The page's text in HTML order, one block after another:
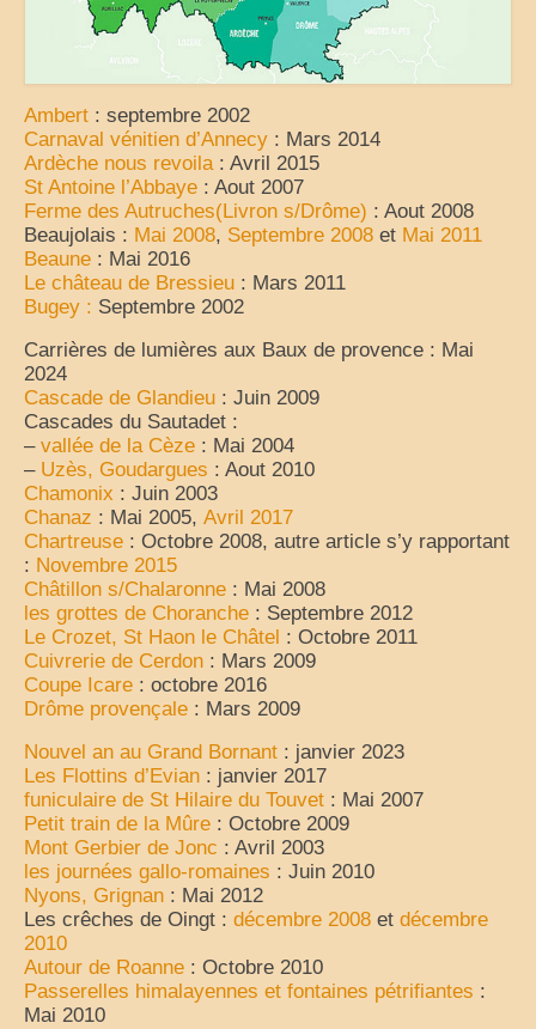
France
nos sorties classées par région
Parcs d’attractions et animaliers
Circuits vacances d’été
Europe
Nos voyages classés par pays
Archives
Liens Favoris
Amis Blogueurs
La vie est belle en CC
Partir sur la route
virées en camping-car
la grande escapade autour du monde
25 ans de voyage
camping-car en cavale
les évasions d’une catalane
champabreizh au gré du vent
Escapades
Ambert : septembre 2002
Carnaval vénitien d’Annecy : Mars 2014
Ardèche nous revoila: Avril 2015
St Antoine l’Abbaye : Aout 2007
Ferme des Autruches(Livron s/Drôme) : Aout 2008
Beaujolais : Mai 2008, Septembre 2008 et Mai 2011
Beaune : Mai 2016
Le château de Bressieu : Mars 2011
Bugey : Septembre 2002
Carrières de lumières aux Baux de provence : Mai
2024
Cascade de Glandieu : Juin 2009
Cascades du Sautadet :
– vallée de la Cèze : Mai 2004
– Uzès, Goudargues : Aout 2010
Chamonix : Juin 2003
Chanaz : Mai 2005, Avril 2017
Chartreuse : Octobre 2008, autre article s’y rapportant
: Novembre 2015
Châtillon s/Chalaronne : Mai 2008
les grottes de Choranche : Septembre 2012
Le Crozet, St Haon le Châtel : Octobre 2011
Cuivrerie de Cerdon : Mars 2009
Coupe Icare : octobre 2016
Drôme provençale : Mars 2009
Nouvel an au Grand Bornant : janvier 2023
Les Flottins d’Evian : janvier 2017
funiculaire de St Hilaire du Touvet : Mai 2007
Petit train de la Mûre : Octobre 2009
Mont Gerbier de Jonc : Avril 2003
les journées gallo-romaines : Juin 2010
Nyons, Grignan : Mai 2012
Les crêches de Oingt : décembre 2008 et décembre
2010
Autour de Roanne : Octobre 2010
Passerelles himalayennes et fontaines pétrifiantes :
Mai 2010